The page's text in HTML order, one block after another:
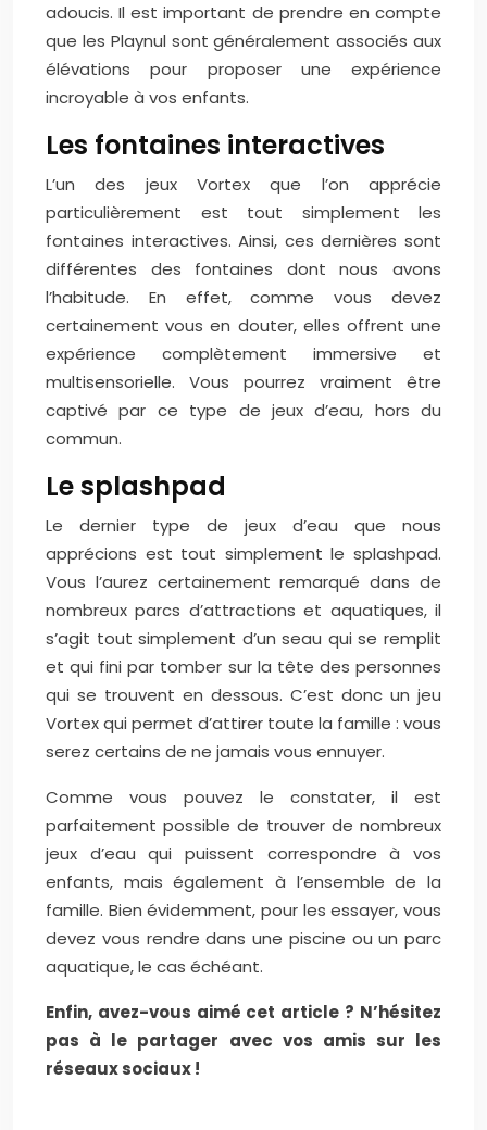
adoucis. Il est important de prendre en compte
que les Playnul sont généralement associés aux
élévations pour proposer une expérience
incroyable à vos enfants.
Les fontaines interactives
L’un des jeux Vortex que l’on apprécie
particulièrement est tout simplement les
fontaines interactives. Ainsi, ces dernières sont
différentes des fontaines dont nous avons
l’habitude. En effet, comme vous devez
certainement vous en douter, elles offrent une
expérience complètement immersive et
multisensorielle. Vous pourrez vraiment être
captivé par ce type de jeux d’eau, hors du
commun.
Le splashpad
Le dernier type de jeux d’eau que nous
apprécions est tout simplement le splashpad.
Vous l’aurez certainement remarqué dans de
nombreux parcs d’attractions et aquatiques, il
s’agit tout simplement d’un seau qui se remplit
et qui fini par tomber sur la tête des personnes
qui se trouvent en dessous. C’est donc un jeu
Vortex qui permet d’attirer toute la famille : vous
serez certains de ne jamais vous ennuyer.
Comme vous pouvez le constater, il est
parfaitement possible de trouver de nombreux
jeux d’eau qui puissent correspondre à vos
enfants, mais également à l’ensemble de la
famille. Bien évidemment, pour les essayer, vous
devez vous rendre dans une piscine ou un parc
aquatique, le cas échéant.
Enfin, avez-vous aimé cet article ? N’hésitez
pas à le partager avec vos amis sur les
réseaux sociaux !